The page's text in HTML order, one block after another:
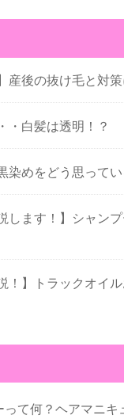
産後の抜け毛と対
・白髪は透明！？
染めをどう思って
します！】シャン
！】トラックオイ
て何？ヘアマニキ